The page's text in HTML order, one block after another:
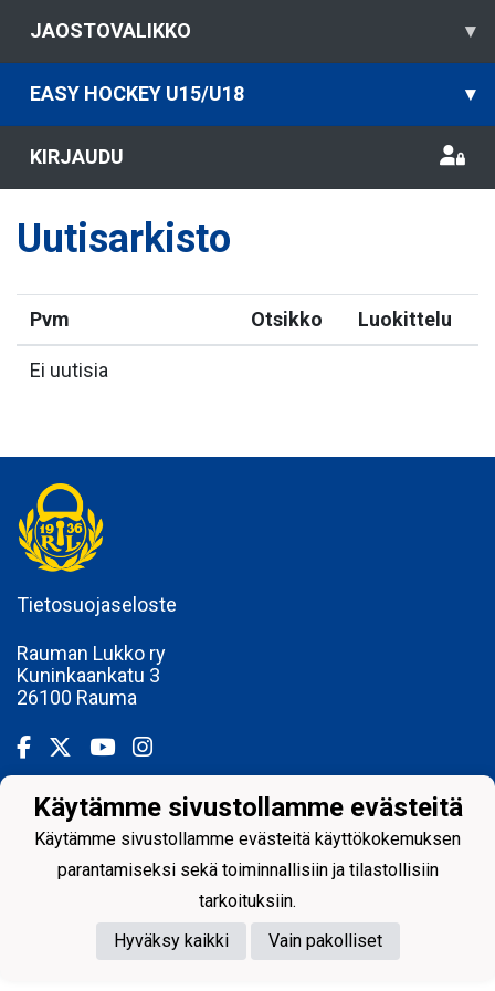
JAOSTOVALIKKO ▾
EASY HOCKEY U15/U18 ▾
KIRJAUDU
Uutisarkisto
Pvm Otsikko Luokittelu
Ei uutisia
Tietosuojaseloste
Rauman Lukko ry
Kuninkaankatu 3
26100 Rauma
Powered by
Käytämme sivustollamme evästeitä
Käytämme sivustollamme evästeitä käyttökokemuksen
parantamiseksi sekä toiminnallisiin ja tilastollisiin
tarkoituksiin.
Hyväksy kaikki
Vain pakolliset